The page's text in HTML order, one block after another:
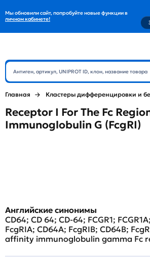
Мы обновили сайт, попробуйте новые функции в
личном кабинете!
Главная Кластеры дифференцировки и
Receptor I For The Fc
Immunoglobulin G (FcgRI)
Английские синонимы
CD64; CD 64; CD-64; FCGR1;
FcgRIA; CD64A; FcgRIB; CD64B;
affinity immunoglobulin gamma Fc